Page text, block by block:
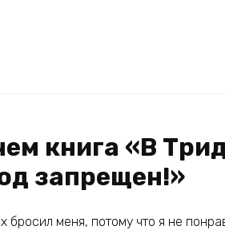
книга «В
запрещен!»
бросил меня, потому что я не